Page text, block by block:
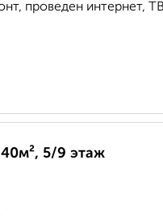
проведен интернет,
5/9 этаж